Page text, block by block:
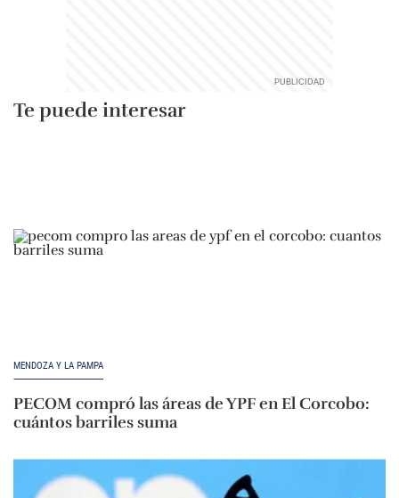
Te puede interesar
MENDOZA Y LA PAMPA
PECOM compró las áreas de YPF en El Corcobo:
cuántos barriles suma